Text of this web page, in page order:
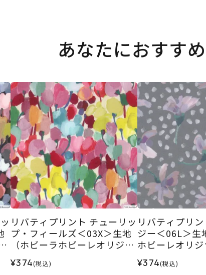
あなたにおすす
リバティプリント チューリッ
プ・フィールズ＜03X＞生地
（ホビーラホビーレオリジナ
¥374(税込)
リバティプリ
ジー＜06L＞生
ホビーレオリ
¥374(税込)